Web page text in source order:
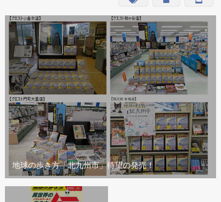
地球の歩き方「北九州市」待望の発売！